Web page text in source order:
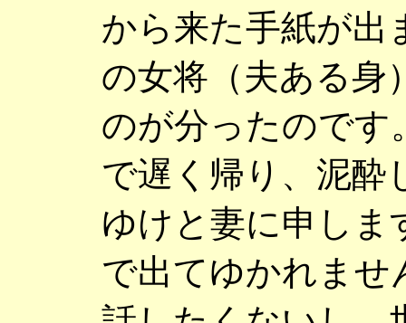
から来た手紙が出
の女将（夫ある身
のが分ったのです
で遅く帰り、泥酔
ゆけと妻に申しま
で出てゆかれませ